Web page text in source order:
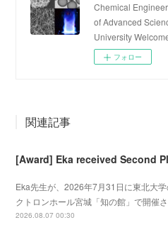
Chemical
of Advanced
University
フォロー
関連記事
Eka先生が、2026年7月31日に東北大
クトロンホール宮城「知の館」で開催
2026.08.07 00:30